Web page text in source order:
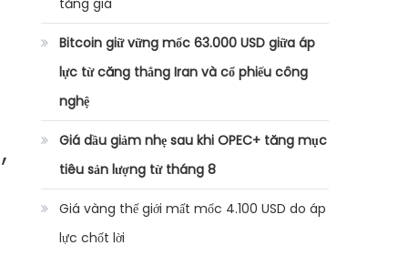
tăng giá
Bitcoin giữ vững mốc 63.000 USD giữa áp
lực từ căng thẳng Iran và cổ phiếu công
nghệ
Giá dầu giảm nhẹ sau khi OPEC+ tăng mục
tiêu sản lượng từ tháng 8
Giá vàng thế giới mất mốc 4.100 USD do áp
lực chốt lời